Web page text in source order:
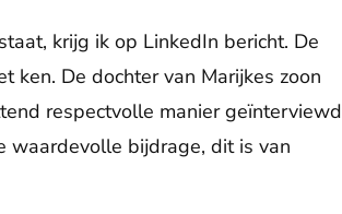
krijg ik op LinkedIn bericht. De
ken. De dochter van Marijkes zoon
respectvolle manier geïnterviewd
waardevolle bijdrage, dit is van